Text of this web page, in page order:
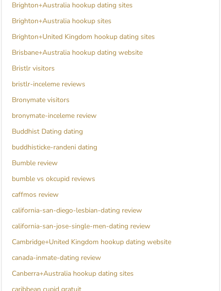
Brighton+Australia hookup dating sites
Brighton+Australia hookup sites
Brighton+United Kingdom hookup dating sites
Brisbane+Australia hookup dating website
Bristlr visitors
bristlr-inceleme reviews
Bronymate visitors
bronymate-inceleme review
Buddhist Dating dating
buddhisticke-randeni dating
Bumble review
bumble vs okcupid reviews
caffmos review
california-san-diego-lesbian-dating review
california-san-jose-single-men-dating review
Cambridge+United Kingdom hookup dating website
canada-inmate-dating review
Canberra+Australia hookup dating sites